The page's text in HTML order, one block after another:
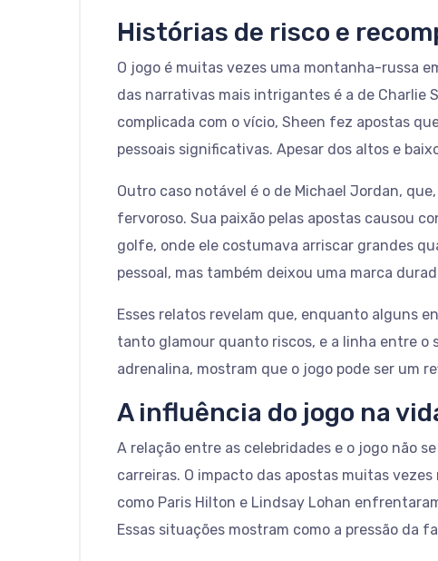
Histórias de risco e
O jogo é muitas vezes uma montanha-russa
das narrativas mais intrigantes é a de Charlie
complicada com o vício, Sheen fez apostas
pessoais significativas. Apesar dos altos e
Outro caso notável é o de Michael Jordan,
fervoroso. Sua paixão pelas apostas causou
golfe, onde ele costumava arriscar grandes
pessoal, mas também deixou uma marca
Esses relatos revelam que, enquanto alguns
tanto glamour quanto riscos, e a linha entre o
adrenalina, mostram que o jogo pode ser um
A influência do jogo na
A relação entre as celebridades e o jogo não
carreiras. O impacto das apostas muitas
como Paris Hilton e Lindsay Lohan
Essas situações mostram como a pressão da